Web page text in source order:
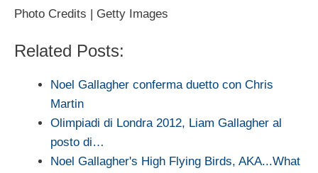
Photo Credits | Getty Images
Related Posts:
Noel Gallagher conferma duetto con Chris
Martin
Olimpiadi di Londra 2012, Liam Gallagher al
posto di…
Noel Gallagher's High Flying Birds, AKA...What